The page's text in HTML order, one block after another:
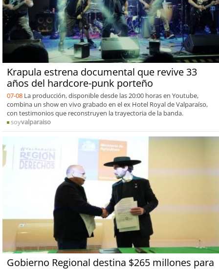
Krapula estrena documental que revive 33
años del hardcore-punk porteño
07-08 La producción, disponible desde las 20:00 horas en Youtube,
combina un show en vivo grabado en el ex Hotel Royal de Valparaíso,
con testimonios que reconstruyen la trayectoria de la banda.
soyvalparaiso
Gobierno Regional destina $265 millones para